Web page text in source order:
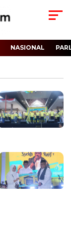
NASIONAL